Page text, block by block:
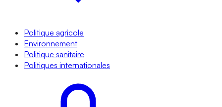
Politique agricole
Environnement
Politique sanitaire
Politiques internationales